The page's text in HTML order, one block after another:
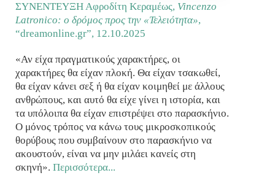
ΣΥΝΕΝΤΕΥΞΗ Αφροδίτη Κεραμέως, Vincenzo
Latronico: ο δρόμος προς την «Τελειότητα»,
“dreamonline.gr”, 12.10.2025
«Αν είχα πραγματικούς χαρακτήρες, οι
χαρακτήρες θα είχαν πλοκή. Θα είχαν τσακωθεί,
θα είχαν κάνει σεξ ή θα είχαν κοιμηθεί με άλλους
ανθρώπους, και αυτό θα είχε γίνει η ιστορία, και
τα υπόλοιπα θα είχαν επιστρέψει στο παρασκήνιο.
Ο μόνος τρόπος να κάνω τους μικροσκοπικούς
θορύβους που συμβαίνουν στο παρασκήνιο να
ακουστούν, είναι να μην μιλάει κανείς στη
σκηνή». Περισσότερα...